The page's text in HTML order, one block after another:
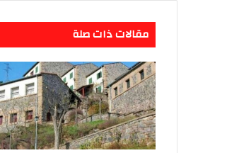
مقالات ذات صلة